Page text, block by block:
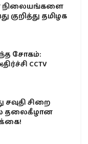
நிலையங்களை
குறித்து தமிழக
சோகம்:
CCTV
சிறை
தலைகீழான